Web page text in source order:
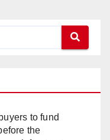
to fund
the